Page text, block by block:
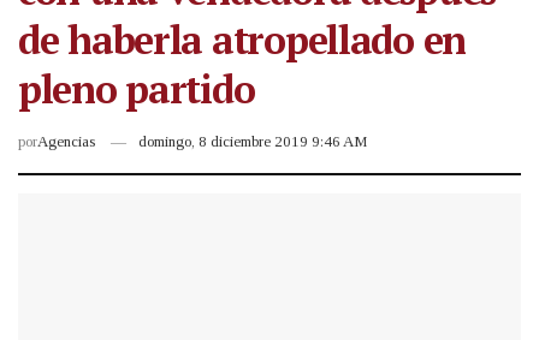
de haberla atropellado en
pleno partido
porAgencias domingo, 8 diciembre 2019 9:46 AM